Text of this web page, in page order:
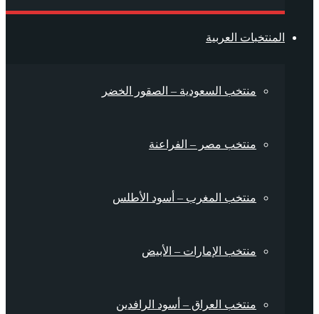
المنتخبات العربية
منتخب السعودية – الصقور الخضر
منتخب مصر – الفراعنة
منتخب المغرب – أسود الأطلس
منتخب الإمارات – الأبيض
منتخب العراق – أسود الرافدين